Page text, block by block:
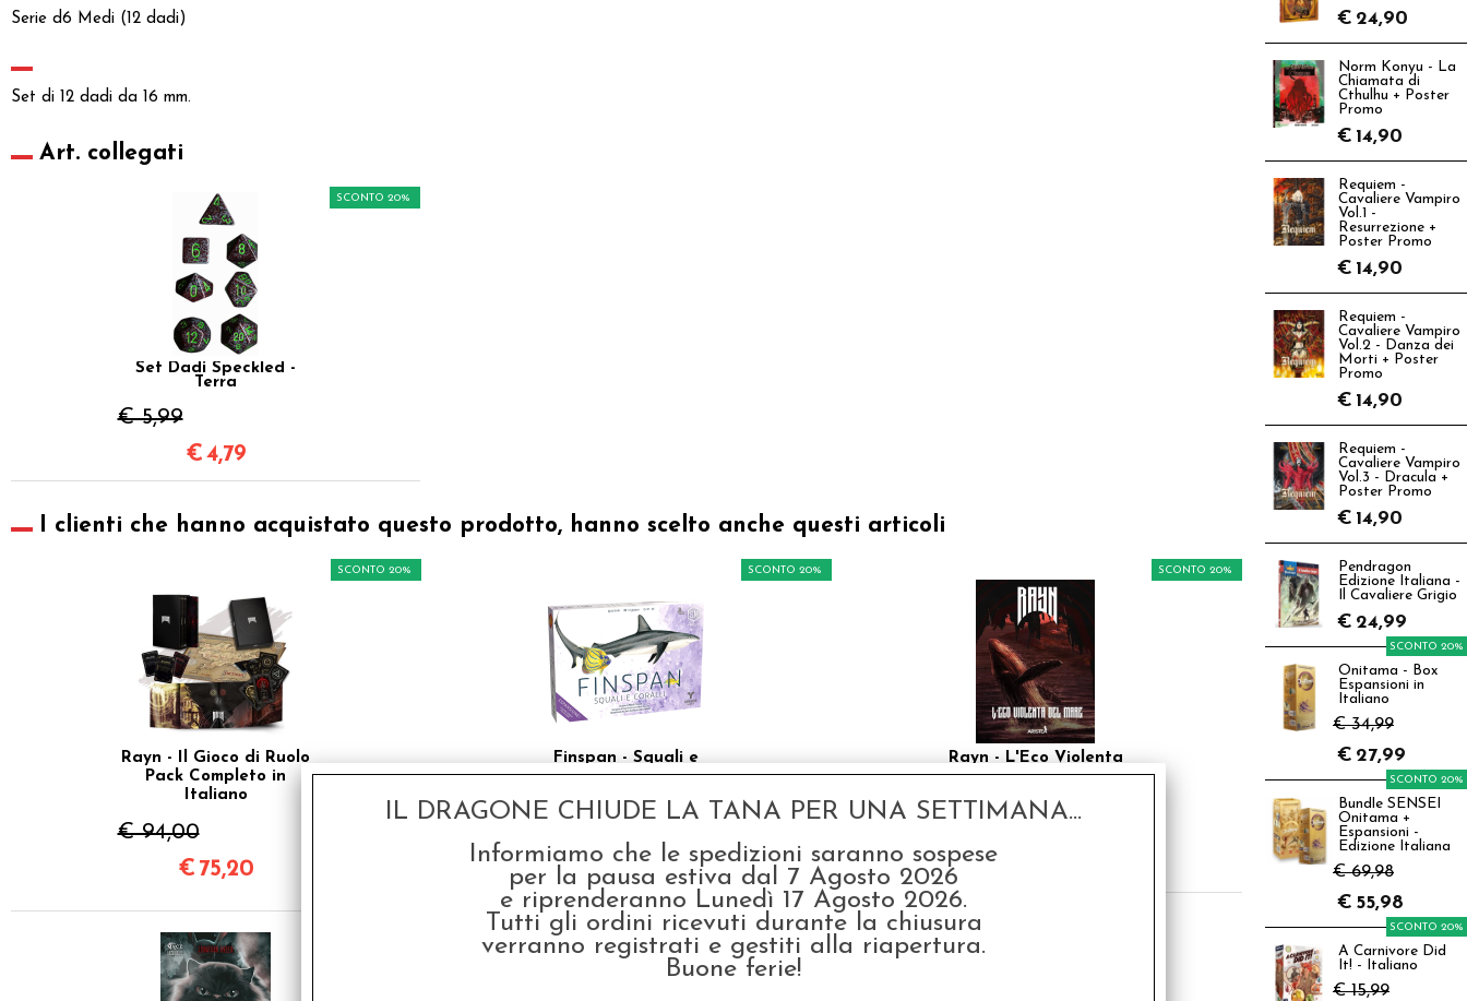
Serie d6 Medi (12 dadi)
Set di 12 dadi da 16 mm.
Art. collegati
Set Dadi Speckled -
Terra
€ 5,99
SCONTO 20%
€4,79
I clienti che hanno acquistato questo prodotto, hanno scelto anche questi articoli
Rayn - Il Gioco di Ruolo
Pack Completo in
Italiano
€ 94,00
SCONTO 20%
€ 75,20
Finspan - Squali e
Coralli
€ 29,99
SCONTO 20%
€ 23,99
Rayn - L'Eco Violenta
del Mare
€ 10,00
SCONTO 20%
SCONTO 20%
€ 24,90
Norm Konyu - La
Chiamata di
Cthulhu + Poster
Promo
€ 14,90
Requiem -
Cavaliere Vampiro
Vol.1 -
Resurrezione +
Poster Promo
€ 14,90
Requiem -
Cavaliere Vampiro
Vol.2 - Danza dei
Morti + Poster
Promo
€ 14,90
Requiem -
Cavaliere Vampiro
Vol.3 - Dracula +
Poster Promo
€ 14,90
Pendragon
Edizione Italiana -
Il Cavaliere Grigio
€ 24,99
Onitama - Box
Espansioni in
Italiano
€ 34,99
SCONTO 20%
€ 27,99
Bundle SENSEI
Onitama +
Espansioni -
Edizione Italiana
€ 69,98
SCONTO 20%
€ 55,98
A Carnivore Did
It! - Italiano
€ 15,99
SCONTO 20%
IL DRAGONE CHIUDE LA TANA PER UNA SETTIMANA...
Informiamo che le spedizioni saranno sospese
per la pausa estiva dal 7 Agosto 2026
e riprenderanno Lunedì 17 Agosto 2026.
Tutti gli ordini ricevuti durante la chiusura
verranno registrati e gestiti alla riapertura.
Buone ferie!